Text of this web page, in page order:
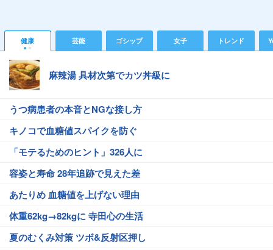
健康 芸能 ゴシップ 女子 トレンド
麻辣湯 具材次第でカツ丼級に
うつ病患者の本音とNGな接し方
キノコで血糖値スパイクを防ぐ
「モテるためのヒント」326人に
容姿と寿命 28年追跡で見えた差
あたりめ 血糖値を上げない理由
体重62kg→82kgに 寺田心の生活
夏のむくみ対策 ツボ&反射区押し